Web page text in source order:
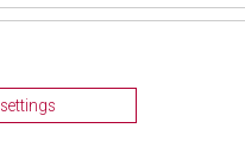
7.0 DELUXE
Aktovka
790 Kč